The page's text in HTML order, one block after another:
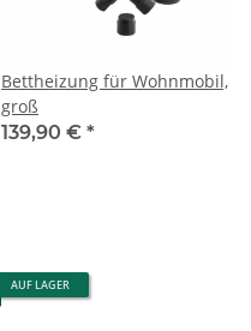
Bettheizung für Wohnmobil,
groß
139,90 € *
AUF LAGER